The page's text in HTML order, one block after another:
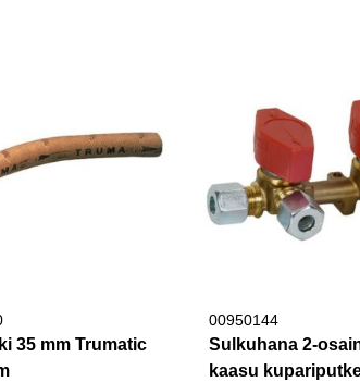
35 mm Trumatic
00950144
Sulkuhana 2-
kaasu